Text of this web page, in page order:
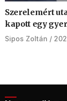
Szerelemért
kapott egy
Sipos Zoltán